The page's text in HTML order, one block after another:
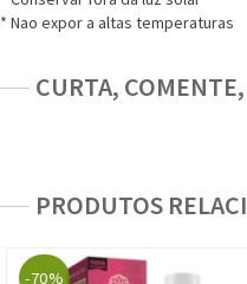
* Nao expor a altas temperaturas
CURTA,
PRODUTOS
-70%